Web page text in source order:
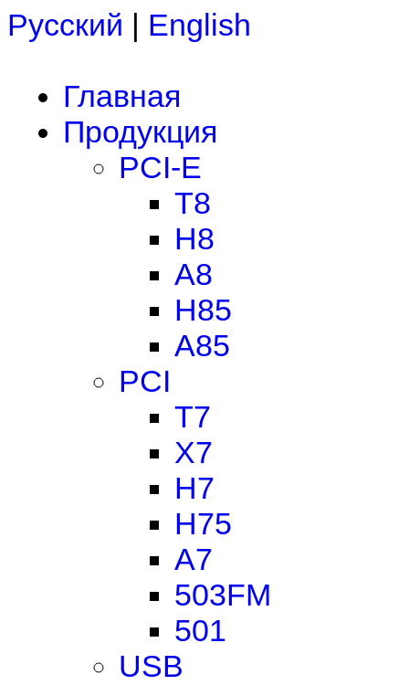
Русский | English
Главная
Продукция
PCI-E
T8
H8
A8
H85
A85
PCI
T7
X7
H7
H75
A7
503FM
501
USB